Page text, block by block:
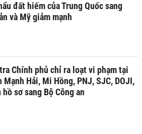
đất hiếm của Trung Quốc sang
và Mỹ giảm mạnh
Chính phủ chỉ ra loạt vi phạm tại
Mạnh Hải, Mi Hồng, PNJ, SJC, DOJI,
sơ sang Bộ Công an